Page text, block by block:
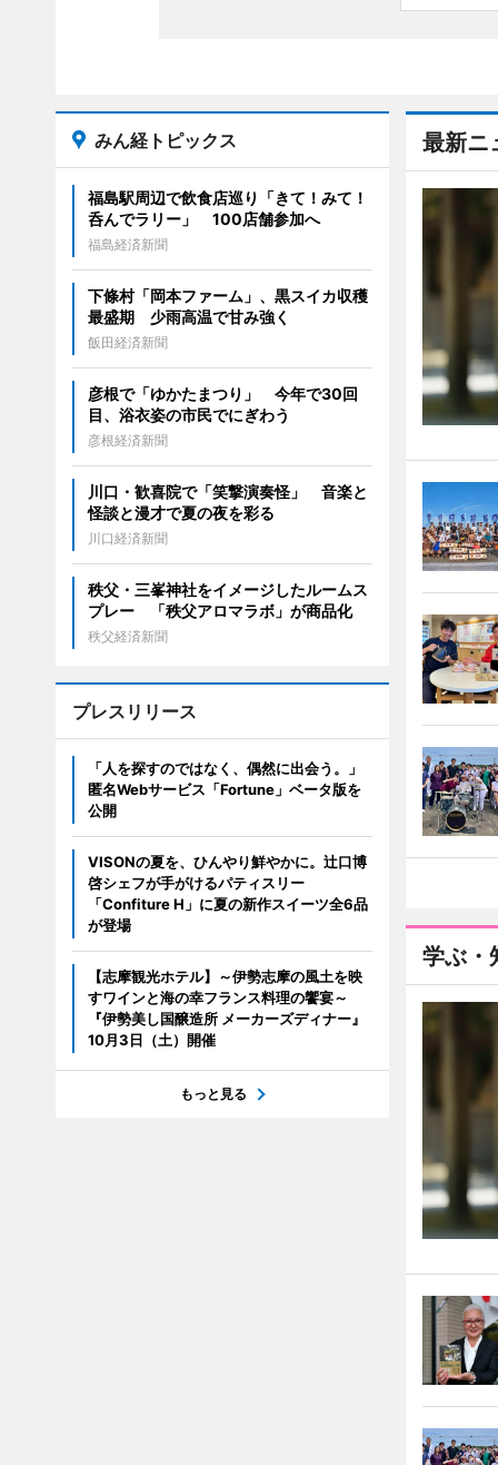
最新ニ
学ぶ・
みん経トピックス
福島駅周辺で飲食店巡り「きて！みて！
呑んでラリー」 100店舗参加へ
福島経済新聞
下條村「岡本ファーム」、黒スイカ収穫
最盛期 少雨高温で甘み強く
飯田経済新聞
彦根で「ゆかたまつり」 今年で30回
目、浴衣姿の市民でにぎわう
彦根経済新聞
川口・歓喜院で「笑撃演奏怪」 音楽と
怪談と漫才で夏の夜を彩る
川口経済新聞
秩父・三峯神社をイメージしたルームス
プレー 「秩父アロマラボ」が商品化
秩父経済新聞
プレスリリース
「人を探すのではなく、偶然に出会う。」
匿名Webサービス「Fortune」ベータ版を
公開
VISONの夏を、ひんやり鮮やかに。辻口博
啓シェフが手がけるパティスリー
「Confiture H」に夏の新作スイーツ全6品
が登場
【志摩観光ホテル】～伊勢志摩の風土を映
すワインと海の幸フランス料理の饗宴～
『伊勢美し国醸造所 メーカーズディナー』
10月3日（土）開催
もっと見る